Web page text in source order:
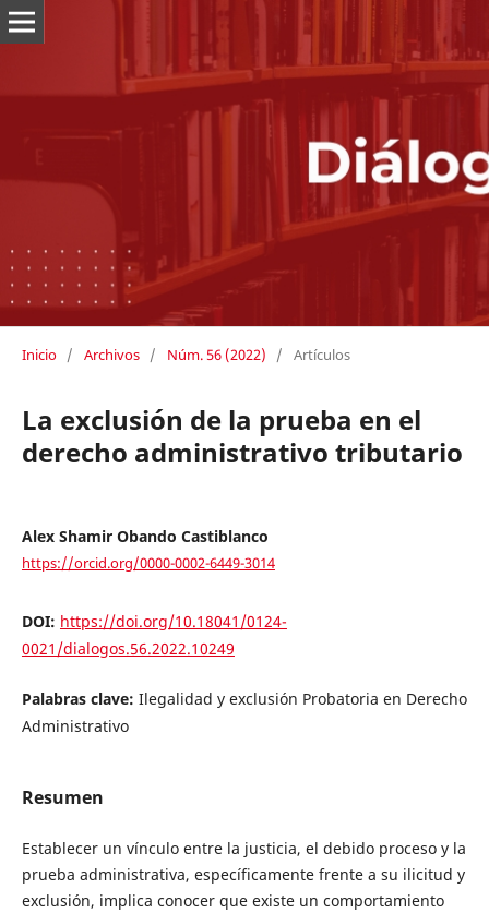
Inicio / Archivos / Núm. 56 (2022) / Artículos
La exclusión de la prueba en el
derecho administrativo tributario
Alex Shamir Obando Castiblanco
https://orcid.org/0000-0002-6449-3014
DOI: https://doi.org/10.18041/0124-
0021/dialogos.56.2022.10249
Palabras clave: Ilegalidad y exclusión Probatoria en Derecho
Administrativo
Resumen
Establecer un vínculo entre la justicia, el debido proceso y la
prueba administrativa, específicamente frente a su ilicitud y
exclusión, implica conocer que existe un comportamiento